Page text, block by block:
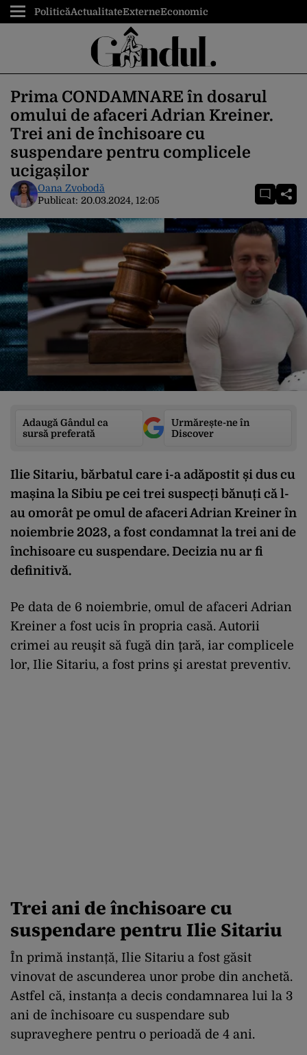
PoliticăActualitateExterneEconomic
Prima CONDAMNARE în dosarul
omului de afaceri Adrian Kreiner.
Trei ani de închisoare cu
suspendare pentru complicele
ucigașilor
Oana Zvobodă
Publicat: 20.03.2024, 12:05
Adaugă Gândul ca
sursă preferată
Urmărește-ne în
Discover
Ilie Sitariu, bărbatul care i-a adăpostit și dus cu
mașina la Sibiu pe cei trei suspecți bănuți că l-
au omorât pe omul de afaceri Adrian Kreiner în
noiembrie 2023, a fost condamnat la trei ani de
închisoare cu suspendare. Decizia nu ar fi
definitivă.
Pe data de 6 noiembrie, omul de afaceri Adrian
Kreiner a fost ucis în propria casă. Autorii
crimei au reuşit să fugă din ţară, iar complicele
lor, Ilie Sitariu, a fost prins şi arestat preventiv.
Trei ani de închisoare cu
suspendare pentru Ilie Sitariu
În primă instanță, Ilie Sitariu a fost găsit
vinovat de ascunderea unor probe din anchetă.
Astfel că, instanța a decis condamnarea lui la 3
ani de închisoare cu suspendare sub
supraveghere pentru o perioadă de 4 ani.